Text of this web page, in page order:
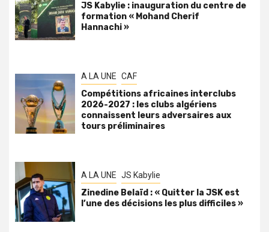
JS Kabylie : inauguration du centre de
formation « Mohand Cherif
Hannachi »
A LA UNE CAF
Compétitions africaines interclubs
2026-2027 : les clubs algériens
connaissent leurs adversaires aux
tours préliminaires
A LA UNE JS Kabylie
Zinedine Belaïd : « Quitter la JSK est
l’une des décisions les plus difficiles »